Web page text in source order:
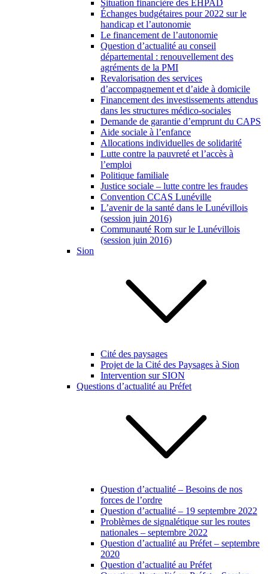
Situation financière des EHPAD
Échanges budgétaires pour 2022 sur le
handicap et l’autonomie
Le financement de l’autonomie
Question d’actualité au conseil
départemental : renouvellement des
agréments de la PMI
Revalorisation des services
d’accompagnement et d’aide à domicile
Financement des investissements attendus
dans les structures médico-sociales
Demande de garantie d’emprunt du CAPS
Aide sociale à l’enfance
Allocations individuelles de solidarité
Lutte contre la pauvreté et l’accès à
l’emploi
Politique familiale
Justice sociale – lutte contre les fraudes
Convention CCAS Lunéville
L’avenir de la santé dans le Lunévillois
(session juin 2016)
Communauté Rom sur le Lunévillois
(session juin 2016)
Sion
Cité des paysages
Projet de la Cité des Paysages à Sion
Intervention sur SION
Questions d’actualité au Préfet
Question d’actualité – Besoins de nos
forces de l’ordre
Question d’actualité – 19 septembre 2022
Problèmes de signalétique sur les routes
nationales – septembre 2022
Question d’actualité au Préfet – septembre
2020
Question d’actualité au Préfet